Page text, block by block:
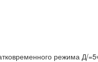
режима Д/